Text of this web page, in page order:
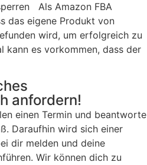
Als Amazon FBA
das eigene Produkt von
wird, um erfolgreich zu
kann es vorkommen, dass der
anfordern!
einen Termin und beantworte
Daraufhin wird sich einer
dir melden und deine
Wir können dich zu